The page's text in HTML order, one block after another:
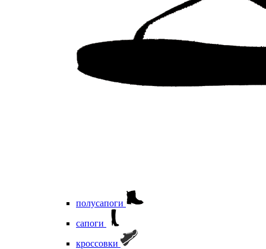
полусапоги
сапоги
кроссовки